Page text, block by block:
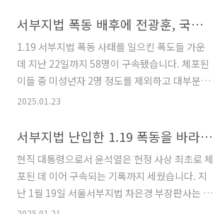
서 외교의 시계가 돌아가고 있었기 때문에 미국과
이란 사이의 오랜 숙제인 평화가 손에 닿을 거리
에 있는 듯 보였습니다. 그러나 미 동..
이에 따라 윤석열은 대통령직에서 즉시 파면됐습
니다. 선고문에는 윤석열이 '국민의 신임을 중대
하게 배반'했다며, '윤석열 대통령의 위헌, 위법
행위는 헌법 수호 관점에서 용납할 수 없는 중대
한 법 위반'이기에 '파면하여 얻는 헌법 수호의 이
익이 국가 손실을 압도할 정도로 크다'라고 적시
안 결정문은 역대 탄핵 결정문 중 가장 길었습니
다. 총 114쪽, 약 9만 2000자에 달했기 때문입니
다. 노무현 전 대통령 탄핵 때 61..
서부지법 폭동 배후에 전광훈, 국민의힘, 극우 유튜버가 있다
1.19 서부지법 폭동 사태를 일으킨 폭도들 가운
데 지난 22일까지 58명이 구속됐습니다. 체포된
이들 중 미성년자 2명 정도를 제외하고 대부분이
구속된 건데요. 경찰은 현장 영상을 바탕으로 도
는 방침입니다. 출처 - MBC 이 중에는 2021년 9
연한 극우 유튜버 젊은시각도 포함되어 있습니
다. 그는 서부지법 폭동에 가담해 구속 영장이 발
부되어 22일 구치소에 들어갔습니다. 그는 체포
2025.01.23
서부지법 난입한 1.19 폭동을 바라보는 우리의 시각
현직 대통령으로서 윤석열은 헌정 사상 최초로 체
포된 데 이어 구속되는 기록까지 세웠습니다. 지
난 1월 19일 서울서부지법 차은경 부장판사는 내
란 우두머리 및 직권남용, 권리행사 방해 혐의를